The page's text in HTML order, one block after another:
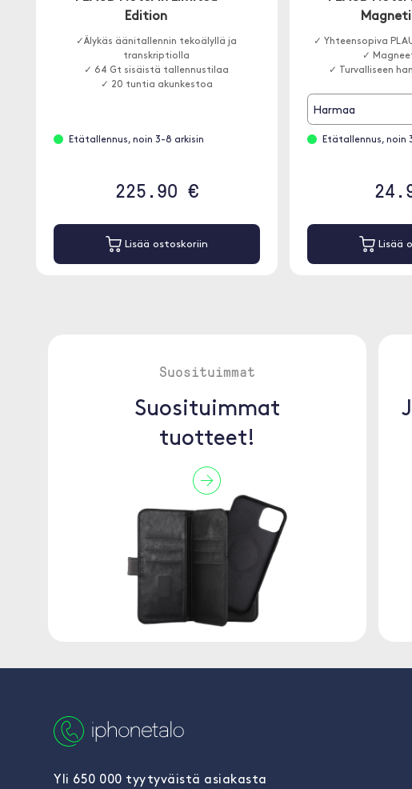
Edition
✓Älykäs äänitallennin tekoälyllä ja
transkriptiolla
✓ 64 Gt sisäistä tallennustilaa
✓ 20 tuntia akunkestoa
Etätallennus, noin 3-8 arkisin
225.90 €
Lisää ostoskoriin
✓ Yhteensopiva
✓
✓ Turvalliseen
Harmaa
Etätallennus, noin
Lisää
Suosituimmat
Suosituimmat
tuotteet!
Yli 650 000 tyytyväistä asiakasta